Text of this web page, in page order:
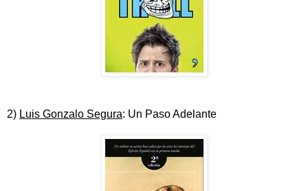
2) Luis Gonzalo Segura: Un Paso Adelante